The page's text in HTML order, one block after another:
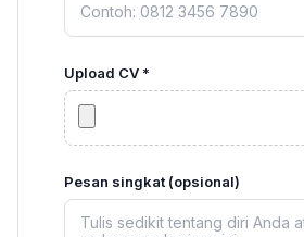
Upload CV *
Pesan singkat (opsional)